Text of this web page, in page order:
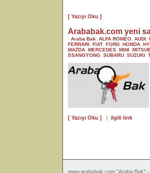
[ Yazıyı Oku ]
Arababak.com yeni
- Araba Bak ALFA ROMEO AUDI
FERRARI
FIAT FORD HONDA
MAZDA MERCEDES MINI
SSANGYONG SUBARU SUZUKI
[ Yazıyı Oku ] | ilgili link
www.arababak.com "Araba Bak"